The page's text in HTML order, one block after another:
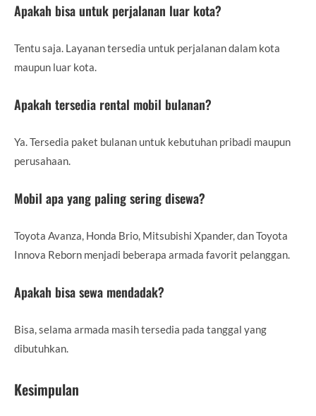
Apakah bisa untuk perjalanan luar kota?
Tentu saja. Layanan tersedia untuk perjalanan dalam kota
maupun luar kota.
Apakah tersedia rental mobil bulanan?
Ya. Tersedia paket bulanan untuk kebutuhan pribadi maupun
perusahaan.
Mobil apa yang paling sering disewa?
Toyota Avanza, Honda Brio, Mitsubishi Xpander, dan Toyota
Innova Reborn menjadi beberapa armada favorit pelanggan.
Apakah bisa sewa mendadak?
Bisa, selama armada masih tersedia pada tanggal yang
dibutuhkan.
Kesimpulan